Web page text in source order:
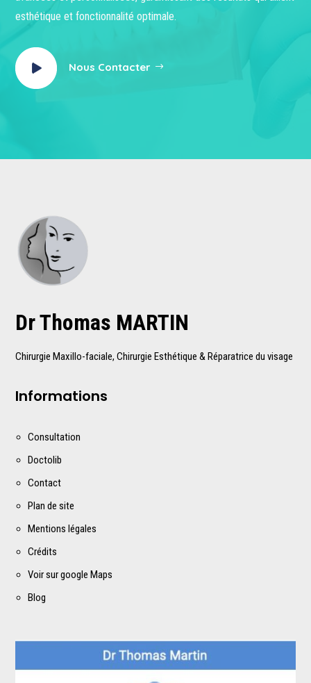
esthétique et fonctionnalité optimale.
Nous Contacter
Dr Thomas MARTIN
Chirurgie Maxillo-faciale, Chirurgie Esthétique & Réparatrice du visage
Informations
Consultation
Doctolib
Contact
Plan de site
Mentions légales
Crédits
Voir sur google Maps
Blog